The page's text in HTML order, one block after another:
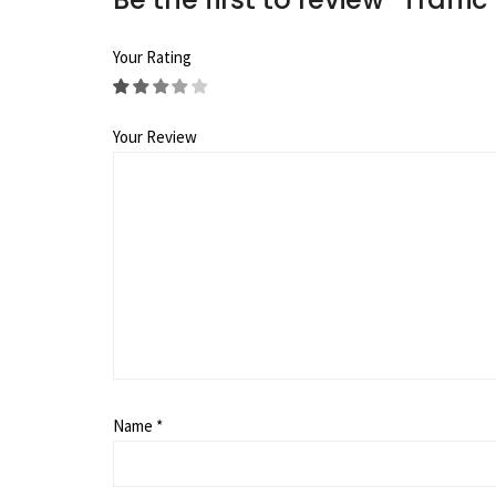
Your Rating
Your Review
Name *